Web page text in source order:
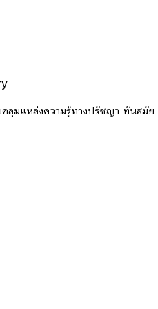
มแหล่งความรู้ทางปรัชญา ทันสมัย